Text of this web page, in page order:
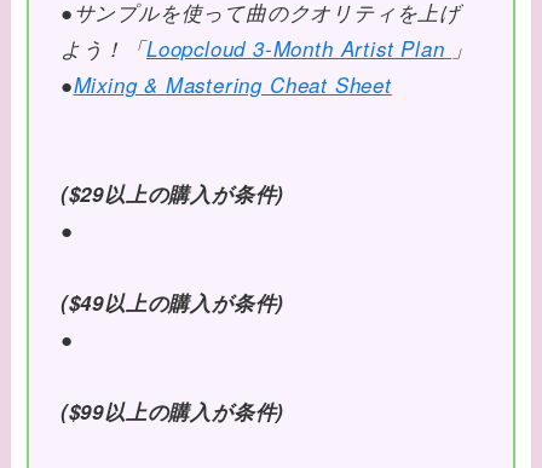
●サンプルを使って曲のクオリティを上げ
よう！「Loopcloud 3-Month Artist Plan 」
●Mixing & Mastering Cheat Sheet
($29以上の購入が条件)
●
($49以上の購入が条件)
●
($99以上の購入が条件)